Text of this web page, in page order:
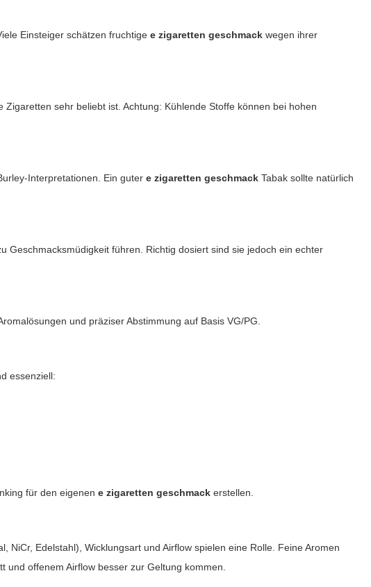
Einsteiger schätzen fruchtigee zigaretten geschmack wegen ihrer
sehr beliebt ist. Achtung: Kühlende Stoffe können bei hohen
Interpretationen. Ein gutere zigaretten geschmack Tabak sollte natürlich
Geschmacksmüdigkeit führen. Richtig dosiert sind sie jedoch ein echter
und präziser Abstimmung auf Basis VG/PG.
essenziell:
für den eigenene zigaretten geschmack erstellen.
NiCr, Edelstahl), Wicklungsart und Airflow spielen eine Rolle. Feine Aromen
offenem Airflow besser zur Geltung kommen.